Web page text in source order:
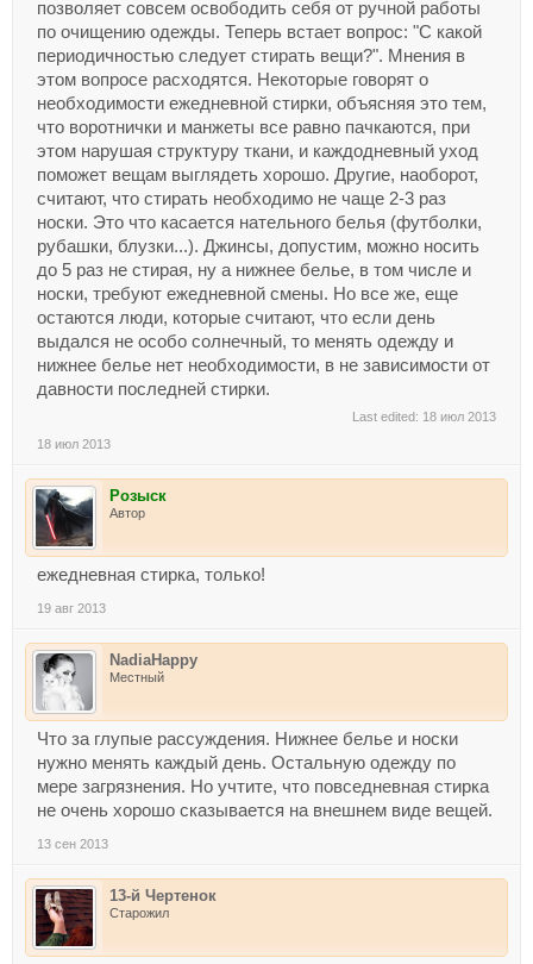
позволяет совсем освободить себя от ручной работы
по очищению одежды. Теперь встает вопрос: "С какой
периодичностью следует стирать вещи?". Мнения в
этом вопросе расходятся. Некоторые говорят о
необходимости ежедневной стирки, объясняя это тем,
что воротнички и манжеты все равно пачкаются, при
этом нарушая структуру ткани, и каждодневный уход
поможет вещам выглядеть хорошо. Другие, наоборот,
считают, что стирать необходимо не чаще 2-3 раз
носки. Это что касается нательного белья (футболки,
рубашки, блузки...). Джинсы, допустим, можно носить
до 5 раз не стирая, ну а нижнее белье, в том числе и
носки, требуют ежедневной смены. Но все же, еще
остаются люди, которые считают, что если день
выдался не особо солнечный, то менять одежду и
нижнее белье нет необходимости, в не зависимости от
давности последней стирки.
Last edited: 18 июл 2013
18 июл 2013
Розыск
Автор
ежедневная стирка, только!
19 авг 2013
NadiaHappy
Местный
Что за глупые рассуждения. Нижнее белье и носки
нужно менять каждый день. Остальную одежду по
мере загрязнения. Но учтите, что повседневная стирка
не очень хорошо сказывается на внешнем виде вещей.
13 сен 2013
13-й Чертенок
Старожил